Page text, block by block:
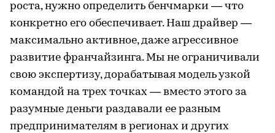
роста, нужно определить бенчмарки — что
конкретно его обеспечивает. Наш драйвер —
максимально активное, даже агрессивное
развитие франчайзинга. Мы не ограничивали
свою экспертизу, дорабатывая модель узкой
командой на трех точках — вместо этого за
разумные деньги раздавали ее разным
предпринимателям в регионах и других